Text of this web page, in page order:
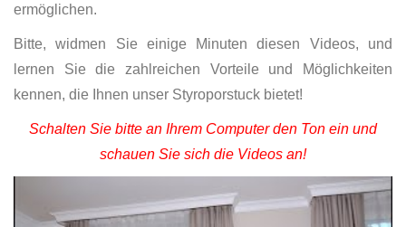
ermöglichen.
Bitte, widmen Sie einige Minuten diesen Videos, und
lernen Sie die zahlreichen Vorteile und Möglichkeiten
kennen, die Ihnen unser Styroporstuck bietet!
Schalten Sie bitte an Ihrem Computer den Ton ein und
schauen Sie sich die Videos an!